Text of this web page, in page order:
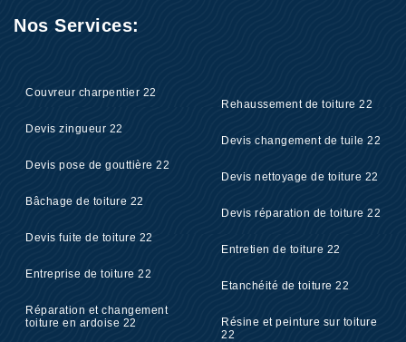
Nos Services:
Couvreur charpentier 22
Devis zingueur 22
Devis pose de gouttière 22
Bâchage de toiture 22
Devis fuite de toiture 22
Entreprise de toiture 22
Réparation et changement
toiture en ardoise 22
Rehaussement de toiture 22
Devis changement de tuile 22
Devis nettoyage de toiture 22
Devis réparation de toiture 22
Entretien de toiture 22
Etanchéité de toiture 22
Résine et peinture sur toiture
22